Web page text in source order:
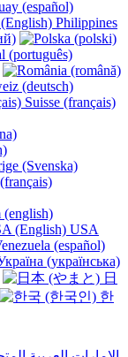
(español)
Philippines
(português)
(deutsch)
Suisse (français)
USA
(українська)
日
한